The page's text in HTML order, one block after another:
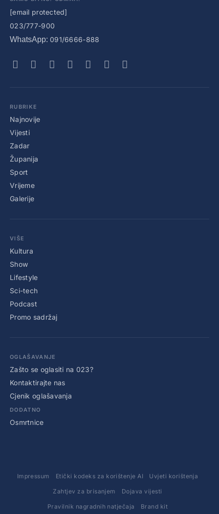
[email protected]
023/777-900
WhatsApp: 091/6666-888
RUBRIKE
Najnovije
Vijesti
Zadar
Županija
Sport
Vrijeme
Galerije
VIŠE
Kultura
Show
Lifestyle
Sci-tech
Podcast
Promo sadržaj
OGLAŠAVANJE
Zašto se oglasiti na 023?
Kontaktirajte nas
Cjenik oglašavanja
DODATNO
Osmrtnice
Impressum Etički kodeks za korištenje AI Uvjeti korištenja
Zahtjev za brisanjem Dojava vijesti
Pravilnik nagradnih natječaja Brand kit